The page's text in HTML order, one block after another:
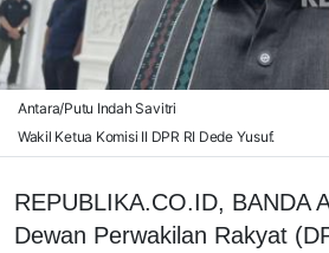
Antara/Putu Indah Savitri
Wakil Ketua Komisi II DPR RI Dede Yusuf.
REPUBLIKA.CO.ID, BANDA
Dewan Perwakilan Rakyat